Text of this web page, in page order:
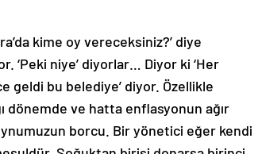
kime oy vereceksiniz?’ diye
‘Peki niye’ diyorlar… Diyor ki ‘Her
geldi bu belediye’ diyor. Özellikle
dönemde ve hatta enflasyonun ağır
borcu. Bir yönetici eğer kendi